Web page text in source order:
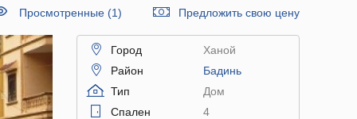
Просмотренные (1) Предложить свою цену
Город
Ханой
Район
Бадинь
Тип
Дом
Спален
4